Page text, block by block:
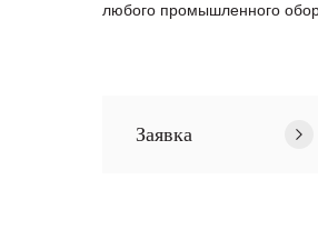
любого промышленного
Заявка